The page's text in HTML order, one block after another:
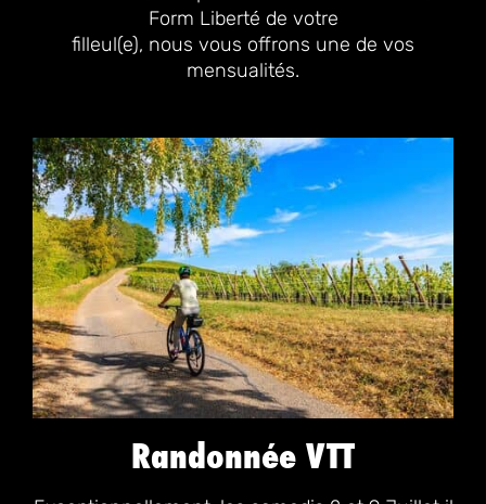
Form Liberté de votre
filleul(e), nous vous offrons une de vos
mensualités.
Randonnée VTT